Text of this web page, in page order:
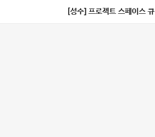
[성수] 프로젝트 스페이스 큐